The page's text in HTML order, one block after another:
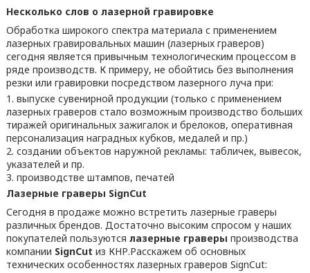
Несколько слов о лазерной гравировке
Обработка широкого спектра материала с применением
лазерных гравировальных машин (лазерных граверов)
сегодня является привычным технологическим процессом в
ряде производств. К примеру, не обойтись без выполнения
резки или гравировки посредством лазерного луча при:
выпуске сувенирной продукции (только с применением
лазерных граверов стало возможным производство больших
тиражей оригинальных зажигалок и брелоков, оперативная
персонализация наградных кубков, медалей и пр.)
создании объектов наружной рекламы: табличек, вывесок,
указателей и пр.
производстве штампов, печатей
Лазерные граверы SignCut
Сегодня в продаже можно встретить лазерные граверы
различных брендов. Достаточно высоким спросом у наших
покупателей пользуются лазерные граверы производства
компании SignCut из КНР.Расскажем об основных
технических особенностях лазерных граверов SignCut: